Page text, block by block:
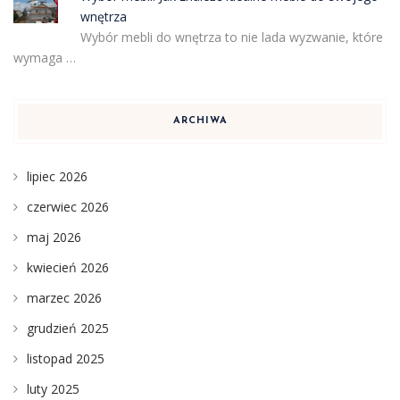
wnętrza
Wybór mebli do wnętrza to nie lada wyzwanie, które
wymaga …
ARCHIWA
lipiec 2026
czerwiec 2026
maj 2026
kwiecień 2026
marzec 2026
grudzień 2025
listopad 2025
luty 2025